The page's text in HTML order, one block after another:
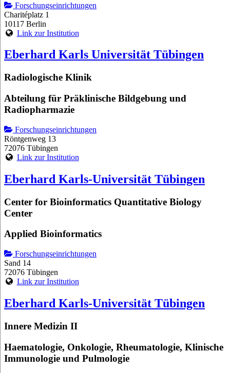
Forschungseinrichtungen
Charitéplatz 1
10117 Berlin
Link zur Institution
Eberhard Karls Universität Tübingen
Radiologische Klinik
Abteilung für Präklinische Bildgebung und
Radiopharmazie
Forschungseinrichtungen
Röntgenweg 13
72076 Tübingen
Link zur Institution
Eberhard Karls-Universität Tübingen
Center for Bioinformatics Quantitative Biology
Center
Applied Bioinformatics
Forschungseinrichtungen
Sand 14
72076 Tübingen
Link zur Institution
Eberhard Karls-Universität Tübingen
Innere Medizin II
Haematologie, Onkologie, Rheumatologie, Klinische
Immunologie und Pulmologie